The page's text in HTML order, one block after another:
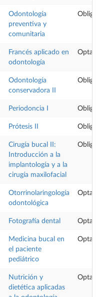
Odontología
preventiva y
comunitaria
Francés aplicado en
odontología
Odontología
conservadora II
Periodoncia I
Prótesis II
Cirugía bucal II:
Introducción a la
implantología y a la
cirugía maxilofacial
Otorrinolaringología
odontológica
Fotografía dental
Medicina bucal en
el paciente
pediátrico
Nutrición y
dietética aplicadas